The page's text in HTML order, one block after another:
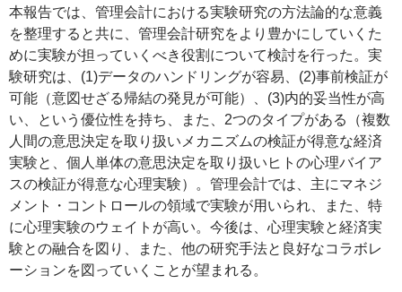
本報告では、管理会計における実験研究の方法論的な意義
を整理すると共に、管理会計研究をより豊かにしていくた
めに実験が担っていくべき役割について検討を行った。実
験研究は、(1)データのハンドリングが容易、(2)事前検証が
可能（意図せざる帰結の発見が可能）、(3)内的妥当性が高
い、という優位性を持ち、また、2つのタイプがある（複数
人間の意思決定を取り扱いメカニズムの検証が得意な経済
実験と、個人単体の意思決定を取り扱いヒトの心理バイア
スの検証が得意な心理実験）。管理会計では、主にマネジ
メント・コントロールの領域で実験が用いられ、また、特
に心理実験のウェイトが高い。今後は、心理実験と経済実
験との融合を図り、また、他の研究手法と良好なコラボレ
ーションを図っていくことが望まれる。